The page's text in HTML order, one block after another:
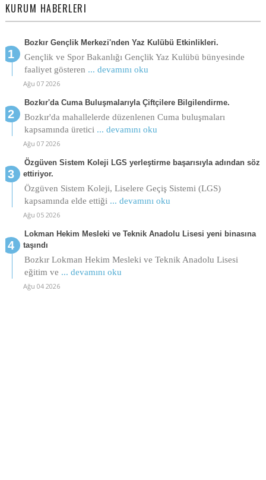
KURUM HABERLERI
Bozkır Gençlik Merkezi'nden Yaz Kulübü Etkinlikleri.
Gençlik ve Spor Bakanlığı Gençlik Yaz Kulübü bünyesinde
faaliyet gösteren ... devamını oku
Ağu 07 2026
Bozkır'da Cuma Buluşmalarıyla Çiftçilere Bilgilendirme.
Bozkır'da mahallelerde düzenlenen Cuma buluşmaları
kapsamında üretici ... devamını oku
Ağu 07 2026
Özgüven Sistem Koleji LGS yerleştirme başarısıyla adından söz
ettiriyor.
Özgüven Sistem Koleji, Liselere Geçiş Sistemi (LGS)
kapsamında elde ettiği ... devamını oku
Ağu 05 2026
Lokman Hekim Mesleki ve Teknik Anadolu Lisesi yeni binasına
taşındı
Bozkır Lokman Hekim Mesleki ve Teknik Anadolu Lisesi
eğitim ve ... devamını oku
Ağu 04 2026